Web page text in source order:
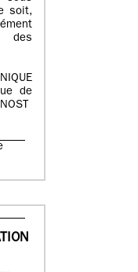
soit,
des
de